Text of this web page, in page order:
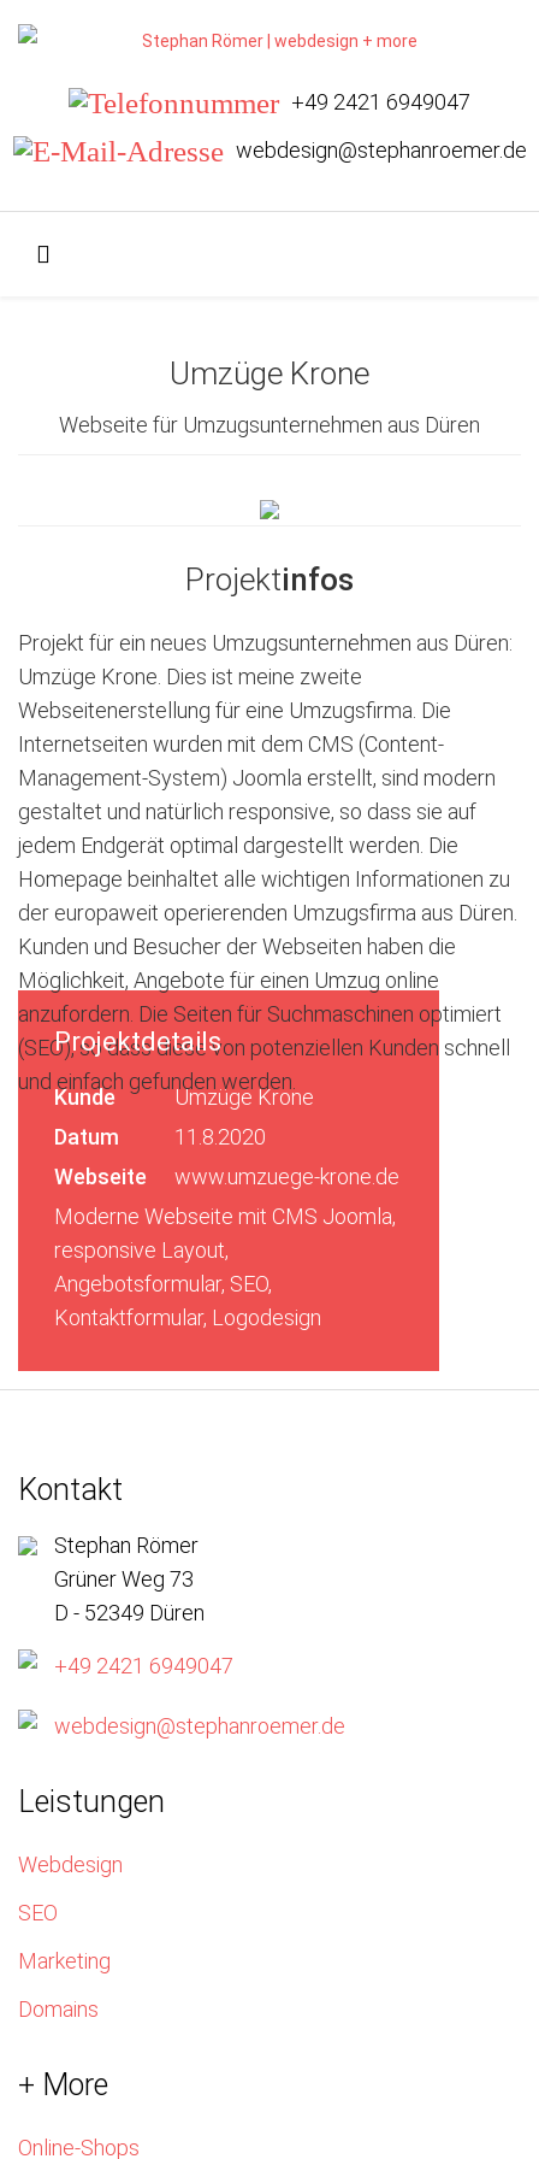
+49 2421 6949047
webdesign@stephanroemer.de
Umzüge Krone
Webseite für Umzugsunternehmen aus Düren
Projektinfos
Projekt für ein neues Umzugsunternehmen aus Düren:
Umzüge Krone. Dies ist meine zweite
Webseitenerstellung für eine Umzugsfirma. Die
Internetseiten wurden mit dem CMS (Content-
Management-System) Joomla erstellt, sind modern
gestaltet und natürlich responsive, so dass sie auf
jedem Endgerät optimal dargestellt werden. Die
Homepage beinhaltet alle wichtigen Informationen zu
der europaweit operierenden Umzugsfirma aus Düren.
Kunden und Besucher der Webseiten haben die
Möglichkeit, Angebote für einen Umzug online
anzufordern. Die Seiten für Suchmaschinen optimiert
(SEO), so dass diese von potenziellen Kunden schnell
und einfach gefunden werden.
Projektdetails
Kunde
Umzüge Krone
Datum
11.8.2020
Webseite
www.umzuege-krone.de
Moderne Webseite mit CMS Joomla,
responsive Layout,
Angebotsformular, SEO,
Kontaktformular, Logodesign
Kontakt
Stephan Römer
Grüner Weg 73
D - 52349 Düren
+49 2421 6949047
webdesign@stephanroemer.de
Leistungen
Webdesign
SEO
Marketing
Domains
+ More
Online-Shops